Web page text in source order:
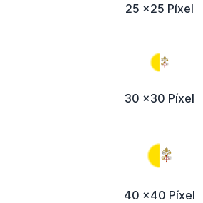
25 x25 Píxel
30 x30 Píxel
40 x40 Píxel